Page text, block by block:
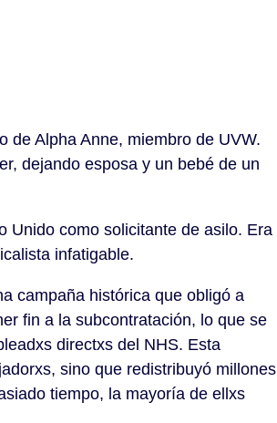
de Alpha Anne, miembro de UVW.
dejando esposa y un bebé de un
Unido como solicitante de asilo. Era
infatigable.
campaña histórica que obligó a
fin a la subcontratación, lo que se
directxs del NHS. Esta
sino que redistribuyó millones
tiempo, la mayoría de ellxs